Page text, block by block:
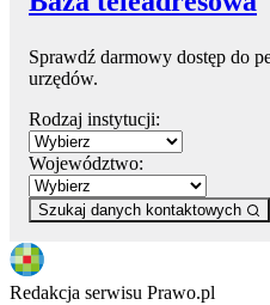
Sprawdź darmowy dostęp do
urzędów.
Rodzaj instytucji:
Województwo:
Szukaj danych kontaktowych
Redakcja serwisu Prawo.pl